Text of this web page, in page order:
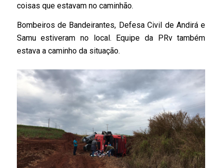
coisas que estavam no caminhão.
Bombeiros de Bandeirantes, Defesa Civil de Andirá e
Samu estiveram no local. Equipe da PRv também
estava a caminho da situação.